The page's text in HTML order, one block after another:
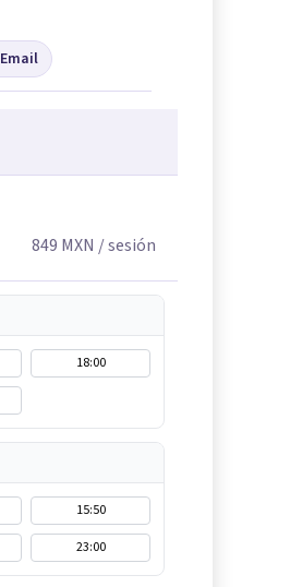
Email
849 MXN / sesión
18:00
15:50
23:00